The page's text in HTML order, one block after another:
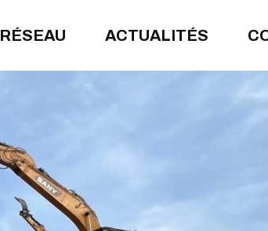
RÉSEAU ACTUALITÉS